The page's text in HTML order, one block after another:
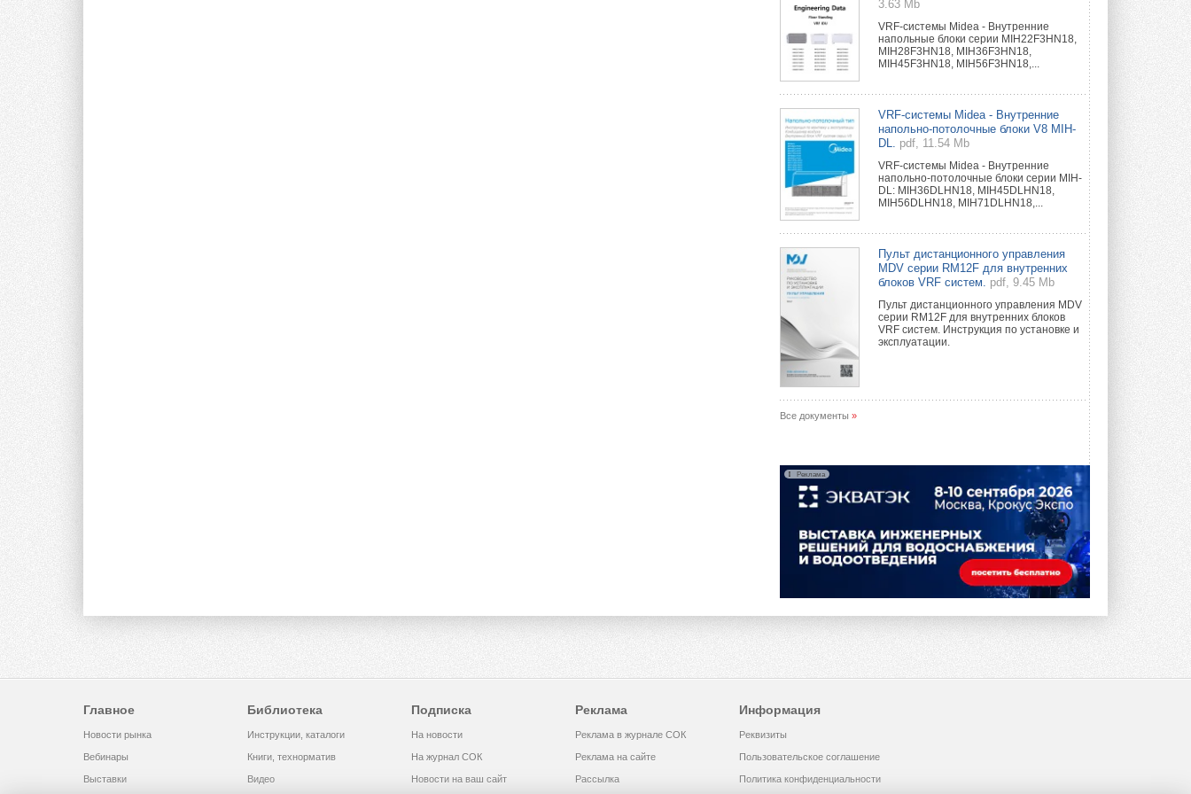
3.63 Mb
VRF-системы Midea - Внутренние
напольные блоки серии MIH22F3HN18,
MIH28F3HN18, MIH36F3HN18,
MIH45F3HN18, MIH56F3HN18,...
VRF-системы Midea - Внутренние
напольно-потолочные блоки V8 MIH-
DL.
pdf, 11.54 Mb
VRF-системы Midea - Внутренние
напольно-потолочные блоки серии MIH-
DL: MIH36DLHN18, MIH45DLHN18,
MIH56DLHN18, MIH71DLHN18,...
Пульт дистанционного управления
MDV серии RM12F для внутренних
блоков VRF систем.
pdf, 9.45 Mb
Пульт дистанционного управления MDV
серии RM12F для внутренних блоков
VRF систем. Инструкция по установке и
эксплуатации.
Все документы »
Реклама
Главное
Новости рынка
Вебинары
Выставки
Библиотека
Инструкции, каталоги
Книги, технорматив
Видео
Подписка
На новости
На журнал СОК
Новости на ваш сайт
Реклама
Реклама в журнале СОК
Реклама на сайте
Рассылка
Информация
Реквизиты
Пользовательское соглашение
Политика конфиденциальности